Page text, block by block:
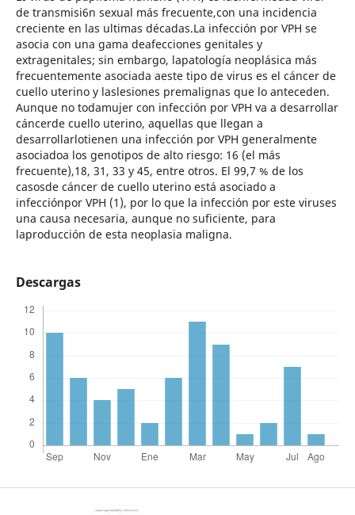
de transmisi6n sexual más frecuente,con una incidencia
creciente en las ultimas décadas.La infección por VPH se
asocia con una gama deafecciones genitales y
extragenitales; sin embargo, lapatología neoplásica más
frecuentemente asociada aeste tipo de virus es el cáncer de
cuello uterino y laslesiones premalignas que lo anteceden.
Aunque no todamujer con infección por VPH va a desarrollar
cáncerde cuello uterino, aquellas que llegan a
desarrollarlotienen una infección por VPH generalmente
asociadoa los genotipos de alto riesgo: 16 (el más
frecuente),18, 31, 33 y 45, entre otros. El 99,7 % de los
casosde cáncer de cuello uterino está asociado a
infecciónpor VPH (1), por lo que la infección por este viruses
una causa necesaria, aunque no suficiente, para
laproducción de esta neoplasia maligna.
Descargas